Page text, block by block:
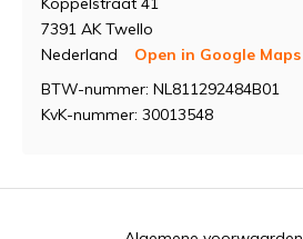
7391 AK Twello
Nederland
Open in Google Maps
BTW-nummer: NL811292484B01
KvK-nummer: 30013548